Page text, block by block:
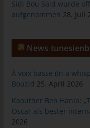
Sidi Bou Said wurde
aufgenommen 28. Juli
News
À voix basse (In a
Bouzid 25. April 2026
Kaouther Ben Hania:
Oscar als bester
2026
Warenkorbes im
Artikel, die ein Kunde in
Die betroffene Person
unsere Internetseite
Einstellung des
damit der Setzung von
Ferner können bereits
Internetbrowser oder
werden. Dies ist in allen
Deaktiviert die